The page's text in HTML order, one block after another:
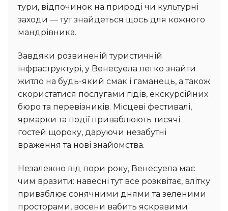
тури, відпочинок на природі чи культурні
заходи — тут знайдеться щось для кожного
мандрівника.
Завдяки розвиненій туристичній
інфраструктурі, у Венесуела легко знайти
житло на будь-який смак і гаманець, а також
скористатися послугами гідів, екскурсійних
бюро та перевізників. Місцеві фестивалі,
ярмарки та події приваблюють тисячі
гостей щороку, даруючи незабутні
враження та нові знайомства.
Незалежно від пори року, Венесуела має
чим вразити: навесні тут все розквітає, влітку
приваблює сонячними днями та зеленими
просторами, восени вабить яскравими